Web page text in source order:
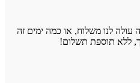
לנו משלוח, או כמה ימים זה